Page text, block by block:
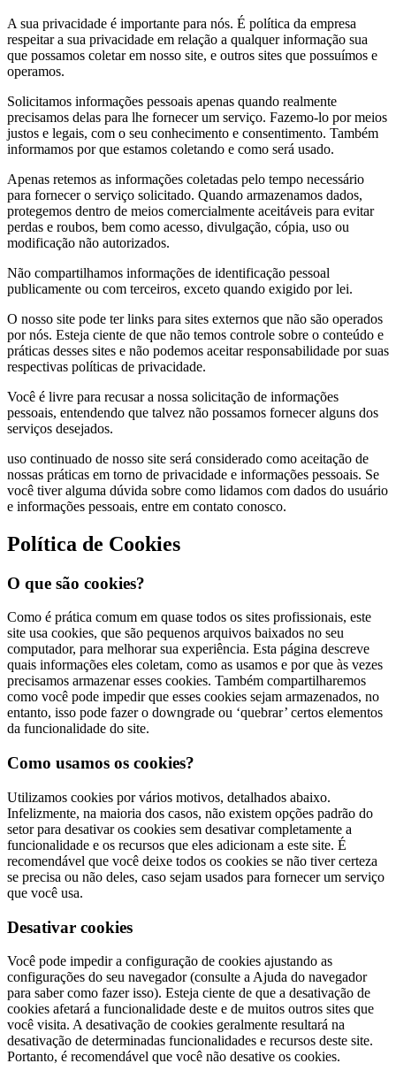
A sua privacidade é importante para nós. É política da empresa
respeitar a sua privacidade em relação a qualquer informação sua
que possamos coletar em nosso site, e outros sites que possuímos e
operamos.
Solicitamos informações pessoais apenas quando realmente
precisamos delas para lhe fornecer um serviço. Fazemo-lo por meios
justos e legais, com o seu conhecimento e consentimento. Também
informamos por que estamos coletando e como será usado.
Apenas retemos as informações coletadas pelo tempo necessário
para fornecer o serviço solicitado. Quando armazenamos dados,
protegemos dentro de meios comercialmente aceitáveis para evitar
perdas e roubos, bem como acesso, divulgação, cópia, uso ou
modificação não autorizados.
Não compartilhamos informações de identificação pessoal
publicamente ou com terceiros, exceto quando exigido por lei.
O nosso site pode ter links para sites externos que não são operados
por nós. Esteja ciente de que não temos controle sobre o conteúdo e
práticas desses sites e não podemos aceitar responsabilidade por suas
respectivas políticas de privacidade.
Você é livre para recusar a nossa solicitação de informações
pessoais, entendendo que talvez não possamos fornecer alguns dos
serviços desejados.
uso continuado de nosso site será considerado como aceitação de
nossas práticas em torno de privacidade e informações pessoais. Se
você tiver alguma dúvida sobre como lidamos com dados do usuário
e informações pessoais, entre em contato conosco.
Política de Cookies
O que são cookies?
Como é prática comum em quase todos os sites profissionais, este
site usa cookies, que são pequenos arquivos baixados no seu
computador, para melhorar sua experiência. Esta página descreve
quais informações eles coletam, como as usamos e por que às vezes
precisamos armazenar esses cookies. Também compartilharemos
como você pode impedir que esses cookies sejam armazenados, no
entanto, isso pode fazer o downgrade ou ‘quebrar’ certos elementos
da funcionalidade do site.
Como usamos os cookies?
Utilizamos cookies por vários motivos, detalhados abaixo.
Infelizmente, na maioria dos casos, não existem opções padrão do
setor para desativar os cookies sem desativar completamente a
funcionalidade e os recursos que eles adicionam a este site. É
recomendável que você deixe todos os cookies se não tiver certeza
se precisa ou não deles, caso sejam usados para fornecer um serviço
que você usa.
Desativar cookies
Você pode impedir a configuração de cookies ajustando as
configurações do seu navegador (consulte a Ajuda do navegador
para saber como fazer isso). Esteja ciente de que a desativação de
cookies afetará a funcionalidade deste e de muitos outros sites que
você visita. A desativação de cookies geralmente resultará na
desativação de determinadas funcionalidades e recursos deste site.
Portanto, é recomendável que você não desative os cookies.